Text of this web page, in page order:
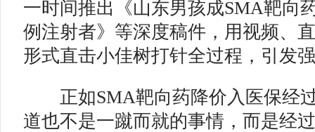
一时间推出《山东男孩成SMA靶向
例注射者》等深度稿件，用视频、
形式直击小佳树打针全过程，引发
正如SMA靶向药降价入医保经
道也不是一蹴而就的事情，而是经